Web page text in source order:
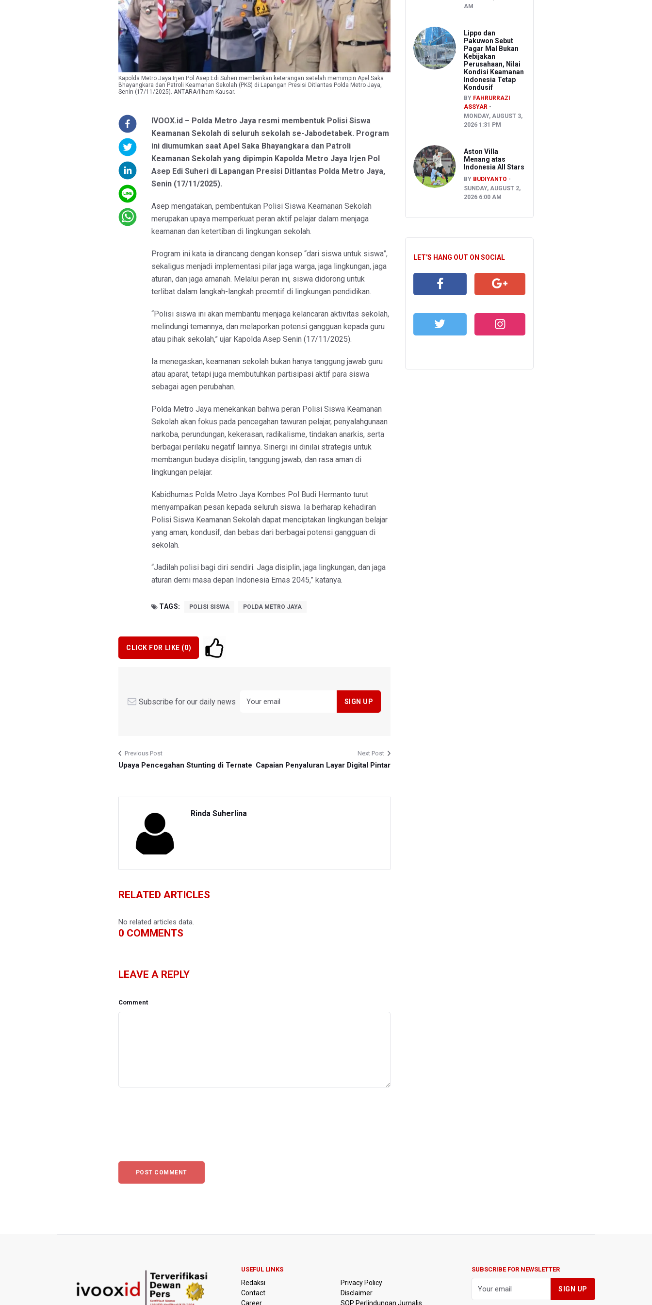
Kapolda Metro Jaya Irjen Pol Asep Edi Suheri memberikan keterangan setelah memimpin Apel Saka
Bhayangkara dan Patroli Keamanan Sekolah (PKS) di Lapangan Presisi Ditlantas Polda Metro Jaya,
Senin (17/11/2025). ANTARA/Ilham Kausar.
IVOOX.id – Polda Metro Jaya resmi membentuk Polisi Siswa
Keamanan Sekolah di seluruh sekolah se-Jabodetabek. Program
ini diumumkan saat Apel Saka Bhayangkara dan Patroli
Keamanan Sekolah yang dipimpin Kapolda Metro Jaya Irjen Pol
Asep Edi Suheri di Lapangan Presisi Ditlantas Polda Metro Jaya,
Senin (17/11/2025).
Asep mengatakan, pembentukan Polisi Siswa Keamanan Sekolah
merupakan upaya memperkuat peran aktif pelajar dalam menjaga
keamanan dan ketertiban di lingkungan sekolah.
Program ini kata ia dirancang dengan konsep “dari siswa untuk siswa”,
sekaligus menjadi implementasi pilar jaga warga, jaga lingkungan, jaga
aturan, dan jaga amanah. Melalui peran ini, siswa didorong untuk
terlibat dalam langkah-langkah preemtif di lingkungan pendidikan.
“Polisi siswa ini akan membantu menjaga kelancaran aktivitas sekolah,
melindungi temannya, dan melaporkan potensi gangguan kepada guru
atau pihak sekolah,” ujar Kapolda Asep Senin (17/11/2025).
Ia menegaskan, keamanan sekolah bukan hanya tanggung jawab guru
atau aparat, tetapi juga membutuhkan partisipasi aktif para siswa
sebagai agen perubahan.
Polda Metro Jaya menekankan bahwa peran Polisi Siswa Keamanan
Sekolah akan fokus pada pencegahan tawuran pelajar, penyalahgunaan
narkoba, perundungan, kekerasan, radikalisme, tindakan anarkis, serta
berbagai perilaku negatif lainnya. Sinergi ini dinilai strategis untuk
membangun budaya disiplin, tanggung jawab, dan rasa aman di
lingkungan pelajar.
Kabidhumas Polda Metro Jaya Kombes Pol Budi Hermanto turut
menyampaikan pesan kepada seluruh siswa. Ia berharap kehadiran
Polisi Siswa Keamanan Sekolah dapat menciptakan lingkungan belajar
yang aman, kondusif, dan bebas dari berbagai potensi gangguan di
sekolah.
“Jadilah polisi bagi diri sendiri. Jaga disiplin, jaga lingkungan, dan jaga
aturan demi masa depan Indonesia Emas 2045,” katanya.
TAGS: POLISI SISWA POLDA METRO JAYA
CLICK FOR LIKE (0)
Subscribe for our daily news
Previous Post
Upaya Pencegahan Stunting di Ternate
Next Post
Capaian Penyaluran Layar Digital Pintar
Rinda Suherlina
RELATED ARTICLES
No related articles data.
0 COMMENTS
LEAVE A REPLY
Comment
AM
Lippo dan
Pakuwon Sebut
Pagar Mal Bukan
Kebijakan
Perusahaan, Nilai
Kondisi Keamanan
Indonesia Tetap
Kondusif
BY FAHRURRAZI
ASSYAR
MONDAY, AUGUST 3,
2026 1:31 PM
Aston Villa
Menang atas
Indonesia All Stars
BY BUDIYANTO
SUNDAY, AUGUST 2,
2026 6:00 AM
LET'S HANG OUT ON SOCIAL
USEFUL LINKS
Redaksi
Contact
Career
Privacy Policy
Disclaimer
SOP Perlindungan Jurnalis
SUBSCRIBE FOR NEWSLETTER